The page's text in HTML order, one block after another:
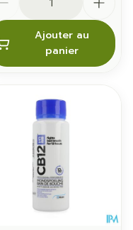
Ajouter au
panier